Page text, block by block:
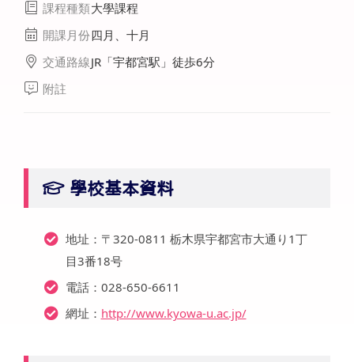
課程種類大學課程
開課月份四月、十月
交通路線JR「宇都宮駅」徒歩6分
附註
學校基本資料
地址：〒320-0811 栃木県宇都宮市大通り1丁
目3番18号
電話：028-650-6611
網址： http://www.kyowa-u.ac.jp/